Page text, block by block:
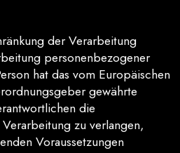
der Verarbeitung
personenbezogener
hat das vom Europäischen
gewährte
die
zu verlangen,
Voraussetzungen